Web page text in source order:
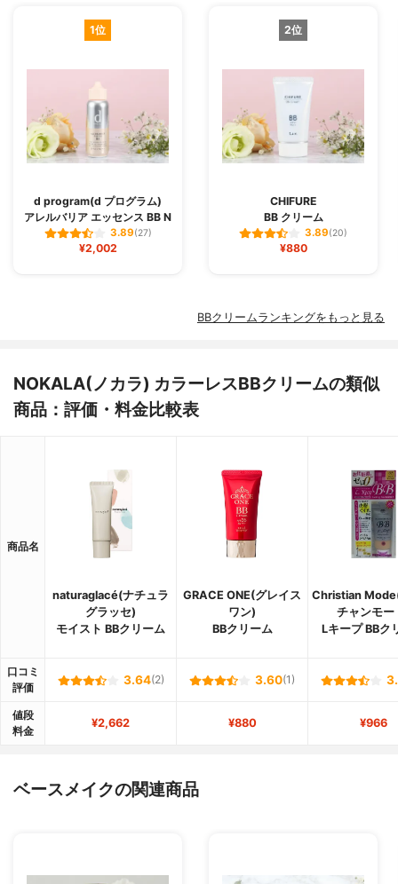
1位
d program(d プログラム)
アレルバリア エッセンス BB N
3.89(27)
¥2,002
2位
CHIFURE
BB クリーム
3.89(20)
¥880
BBクリームランキングをもっと見る
NOKALA(ノカラ) カラーレスBBクリームの類似
商品：評価・料金比較表
商品名
naturaglacé(ナチュラ
グラッセ)
モイスト BBクリーム
GRACE ONE(グレイス
ワン)
BBクリーム
Christian
チャンモー
Lキープ BBク
口コミ
評価
3.64(2) 3.60(1)
値段
料金
¥2,662 ¥880 ¥966
ベースメイクの関連商品